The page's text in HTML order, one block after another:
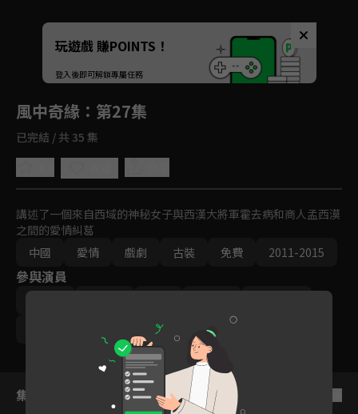
Unmute
如有不便請見諒
玩遊戲 賺POINTS！
登入後即可解鎖專屬任務
風中奇緣 ：第27集
已完結 / 共 35 集
講述了一個來自西域的神秘女子與西漢大將軍霍去病和商人孟西漠
之間的愛情糾葛
中國
愛情 戲劇 古裝 免費 2011-2015
參與演員
集數列表